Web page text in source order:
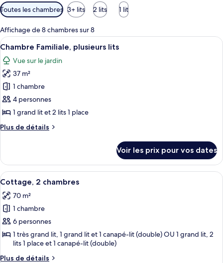
Filtres
disponibles
pour
les
chambres
Toutes les chambres 3+ lits 2 lits 1 lit
Affichage de 8 chambres sur 8
Afficher
toutes
les
photos
pour
ce
type
chambre :
plusieurs
lits
Une chambre à coucher avec un lit,
3
Chambre Familiale, plusieurs lits
Vue sur le jardin
37 m²
1 chambre
4 personnes
1 grand lit et 2 lits 1 place
Plus de détails
Plus
le
type
de
chambre
Chambre
Familiale,
lits
Voir les prix pour vos dates
Afficher
toutes
les
photos
pour
ce
type
de
Une famille est assise sur une
5
Cottage, 2 chambres
70 m²
1 chambre
6 personnes
1 très grand lit, 1 grand lit et 1 canapé-lit (double) OU 1 grand lit, 2
lits 1 place et 1 canapé-lit (double)
Plus de détails
Plus